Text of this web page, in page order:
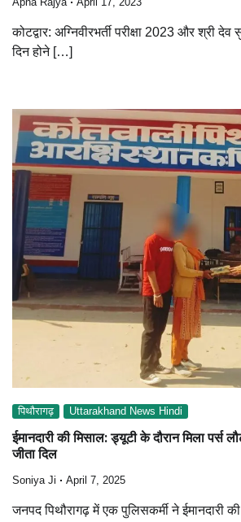
Apna Rajya April 17, 2023
कोटद्वार: अग्निवीरभर्ती परीक्षा 2023 और श्री
दिन होने […]
पिथौरागढ़ Uttarakhand News Hindi
ईमानदारी की मिसाल: ड्यूटी के दौरान मिला पर्स
जीता दिल
Soniya Ji April 7, 2025
जनपद पिथौरागढ़ में एक पुलिसकर्मी ने ईमानदारी